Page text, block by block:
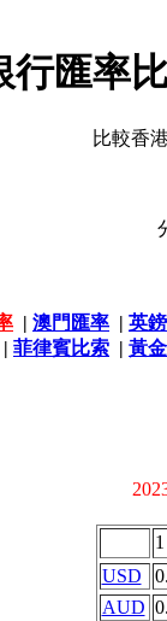
行匯率
比較香
| 澳門匯率 | 英
| 菲律賓比索 | 黃
USD
AUD